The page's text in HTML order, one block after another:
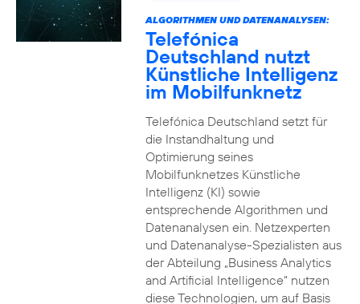
ALGORITHMEN UND DATENANALYSEN:
Telefónica
Deutschland nutzt
Künstliche Intelligenz
im Mobilfunknetz
Telefónica Deutschland setzt für
die Instandhaltung und
Optimierung seines
Mobilfunknetzes Künstliche
Intelligenz (KI) sowie
entsprechende Algorithmen und
Datenanalysen ein. Netzexperten
und Datenanalyse-Spezialisten aus
der Abteilung „Business Analytics
and Artificial Intelligence“ nutzen
diese Technologien, um auf Basis